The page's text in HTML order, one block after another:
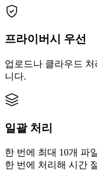
프라이버시 우선
업로드나 클라우드
니다.
일괄 처리
한 번에 최대 10개 파
한 번에 처리해 시간